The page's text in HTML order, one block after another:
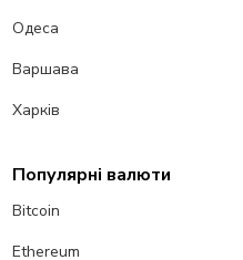
Одеса
Варшава
Харків
Популярні валюти
Bitcoin
Ethereum